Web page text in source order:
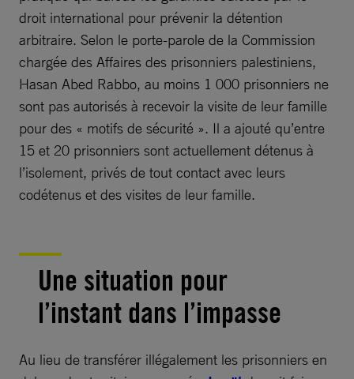
droit international pour prévenir la détention
arbitraire. Selon le porte-parole de la Commission
chargée des Affaires des prisonniers palestiniens,
Hasan Abed Rabbo, au moins 1 000 prisonniers ne
sont pas autorisés à recevoir la visite de leur famille
pour des « motifs de sécurité ». Il a ajouté qu’entre
15 et 20 prisonniers sont actuellement détenus à
l’isolement, privés de tout contact avec leurs
codétenus et des visites de leur famille.
Une situation pour
l’instant dans l’impasse
Au lieu de transférer illégalement les prisonniers en